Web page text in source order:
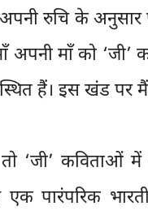
रुचि के अनुसार
अपनी माँ को ‘जी’
हैं। इस खंड पर
‘जी’ कविताओं में
पारंपरिक